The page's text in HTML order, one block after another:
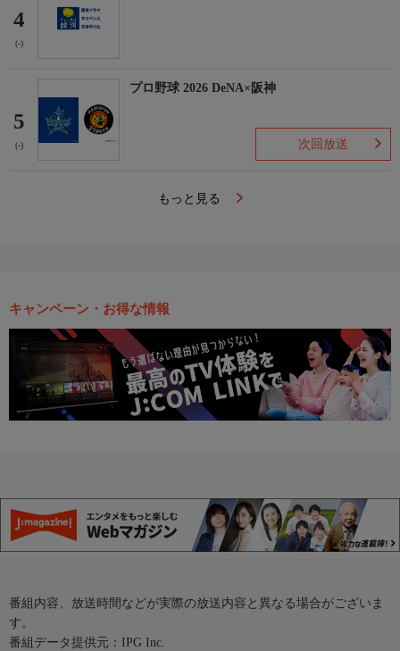
4
(-)
5
(-)
プロ野球 2026 DeNA×阪神
次回放送
もっと見る
キャンペーン・お得な情報
番組内容、放送時間などが実際の放送内容と異なる場合がございま
す。
番組データ提供元：IPG Inc.